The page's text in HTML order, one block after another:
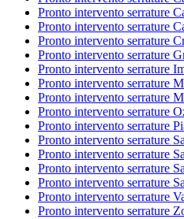
Pronto intervento serrature
Pronto intervento serrature
Pronto intervento serrature
Pronto intervento serrature
Pronto intervento serrature
Pronto intervento serrature
Pronto intervento serrature
Pronto intervento serrature
Pronto intervento serrature
Pronto intervento serrature
Pronto intervento serrature
Pronto intervento serrature
Pronto intervento serrature
Pronto intervento serrature
Pronto intervento serrature